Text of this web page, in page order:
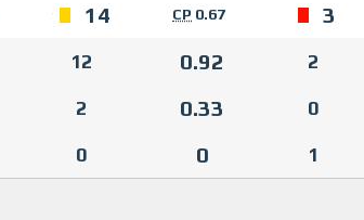
14 СР 0.67 3
12 0.92 2
2 0.33 0
0 0 1